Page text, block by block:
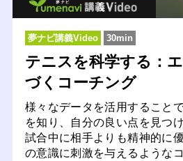
夢ナビ講義Video 30min
テニスを科学する：
づくコーチング
様々なデータを活用すること
を知り、自分の良い点を見つ
試合中に相手よりも精神的に
の意識に刺激を与えるような